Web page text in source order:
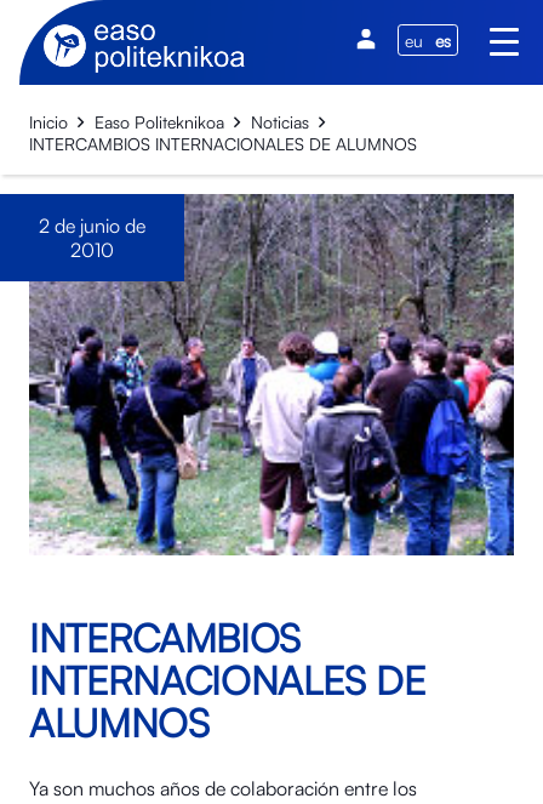
eu es
Inicio Easo Politeknikoa
Noticias
INTERCAMBIOS INTERNACIONALES DE ALUMNOS
2 de junio de
2010
INTERCAMBIOS
INTERNACIONALES DE
ALUMNOS
Ya son muchos años de colaboración entre los